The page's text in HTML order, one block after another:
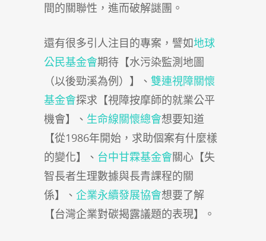
間的關聯性，進而破解謎團。
還有很多引人注目的專案，譬如地球
公民基金會期待【水污染監測地圖
（以後勁溪為例）】、 雙連視障關懷
基金會探求【視障按摩師的就業公平
機會】、 生命線關懷總會想要知道
【從1986年開始，求助個案有什麼樣
的變化】、 台中甘霖基金會關心【失
智長者生理數據與長青課程的關
係】、 企業永續發展協會想要了解
【台灣企業對碳揭露議題的表現】。